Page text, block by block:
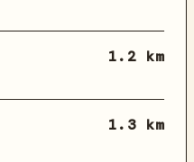
1.2 km
1.3 km